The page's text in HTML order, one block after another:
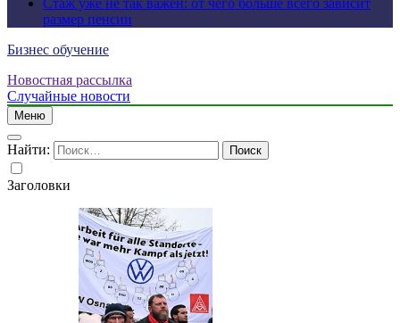
Стаж уже не так важен: от чего больше всего зависит
размер пенсии
Бизнес обучение
Новостная рассылка
Случайные новости
Меню
Найти:
Заголовки